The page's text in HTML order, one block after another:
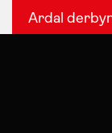
Ardal